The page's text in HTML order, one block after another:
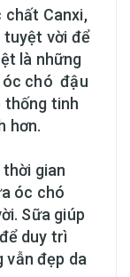
chất Canxi,
tuyệt vời để
là những
óc chó đậu
thống tinh
hơn.
gian
óc chó
Sữa giúp
duy trì
vẫn đẹp da